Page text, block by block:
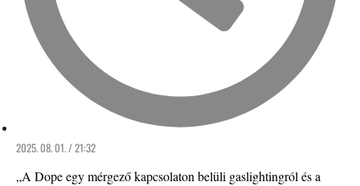
2025. 08. 01. / 21:32
„A Dope egy mérgező kapcsolaton belüli gaslightingról és a